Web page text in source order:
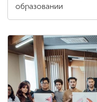
образовании